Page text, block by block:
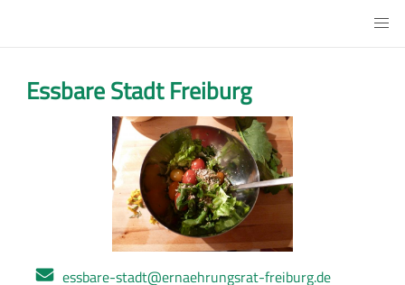
Gärtnern
Essbare Stadt Freiburg
E-
essbare-stadt@ernaehrungsrat-freiburg.de